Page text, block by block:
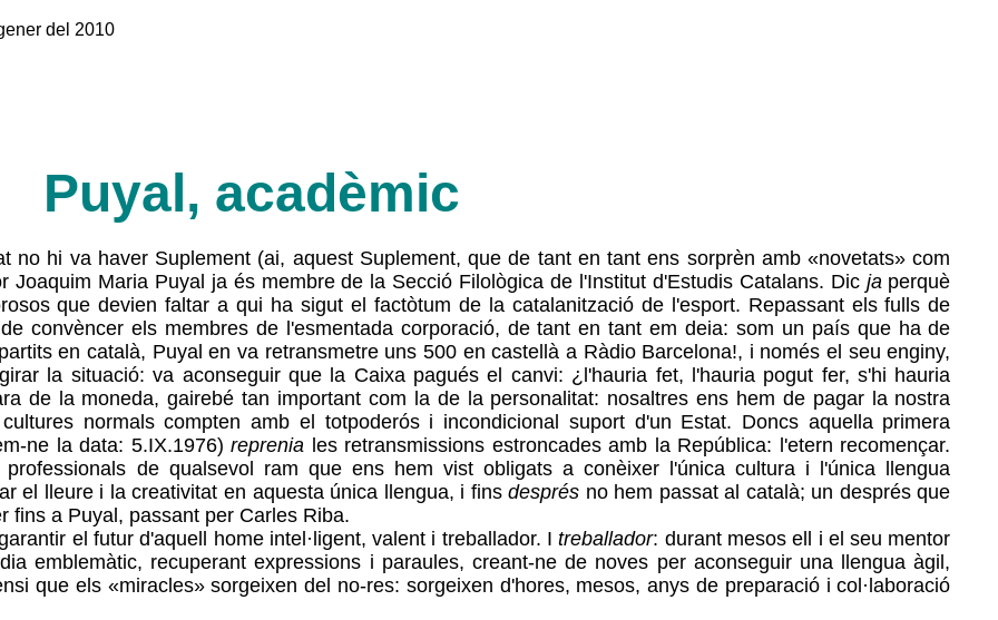
del 2010
Puyal, acadèmic
no hi va haver Suplement (ai, aquest Suplement, que de tant en tant ens sorprèn amb «novetats» com
Joaquim Maria Puyal ja és membre de la Secció Filològica de l'Institut d'Estudis Catalans. Dic japerquè
que devien faltar a qui ha sigut el factòtum de la catalanització de l'esport. Repassant els fulls de
convèncer els membres de l'esmentada corporació, de tant en tant em deia: som un país que ha de
en català, Puyal en va retransmetre uns 500 en castellà a Ràdio Barcelona!, i només el seu enginy,
la situació: va aconseguir que la Caixapagués el canvi: ¿l'hauria fet, l'hauria pogut fer, s'hi hauria
de la moneda, gairebé tan important com la de la personalitat: nosaltres ens hem de pagar la nostra
normals compten amb el totpoderós i incondicional suport d'un Estat. Doncs aquella primera
ne la data: 5.IX.1976)reprenia les retransmissions estroncades amb la República: l'etern recomençar.
de qualsevol ram que ens hem vist obligats a conèixer l'única cultura i l'única llengua
el lleure i la creativitat en aquesta única llengua, i finsdesprés no hem passat al català; un després que
fins a Puyal, passant per Carles Riba.
el futur d'aquell home intel·ligent, valent i treballador. Itreballador: durant mesos ell i el seu mentor
emblemàtic, recuperant expressions i paraules, creant-ne de noves per aconseguir una llengua àgil,
que els «miracles» sorgeixen del no-res: sorgeixen d'hores, mesos, anys de preparació i col·laboració